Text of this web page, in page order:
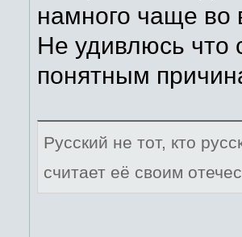
намного чаще во
Не удивлюсь что
понятным
Русский не тот, кто
считает её своим